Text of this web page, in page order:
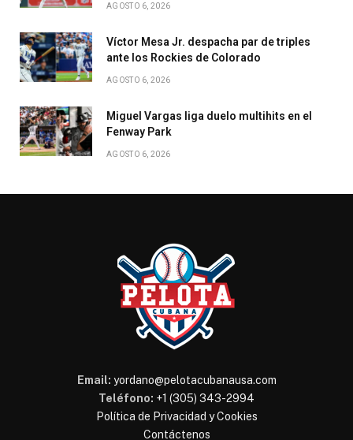
AGOSTO 6, 2026
Víctor Mesa Jr. despacha par de triples
ante los Rockies de Colorado
AGOSTO 6, 2026
Miguel Vargas liga duelo multihits en el
Fenway Park
AGOSTO 6, 2026
Email: yordano@pelotacubanausa.com
Teléfono: +1 (305) 343-2994
Política de Privacidad y Cookies
Contáctenos